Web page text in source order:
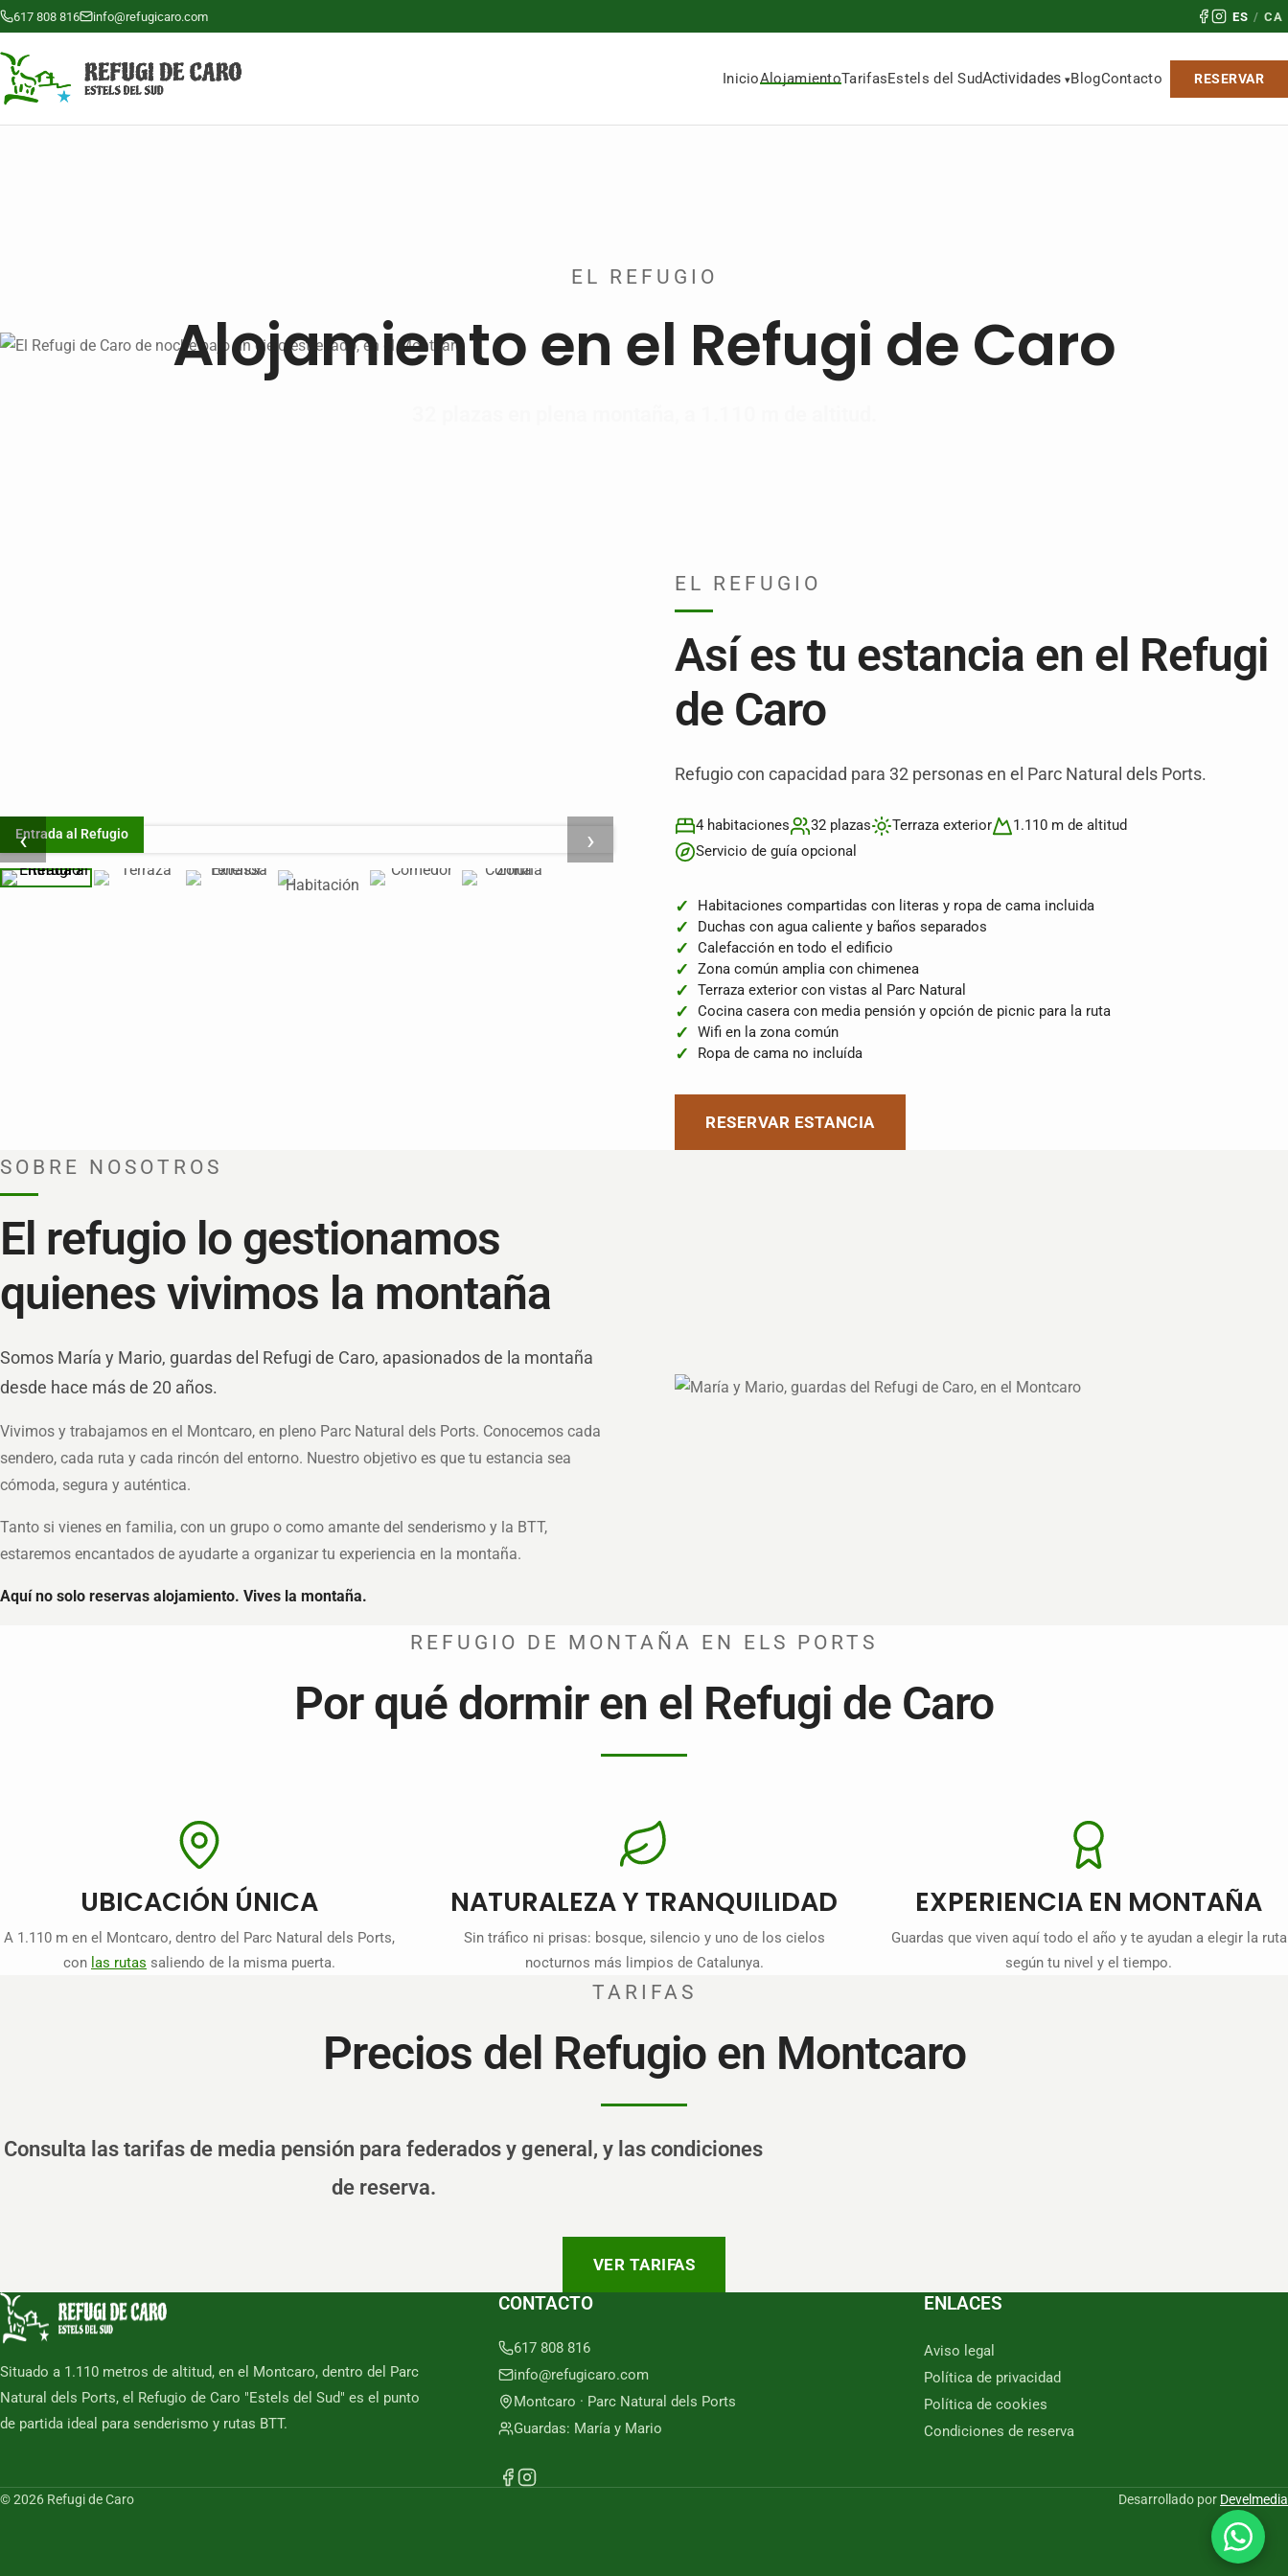
617 808 816 info@refugicaro.com ES / CA
InicioAlojamientoTarifasEstels del SudActividades BlogContacto RESERVAR
EL REFUGIO
Alojamiento en el Refugi de Caro
‹ ›
Entrada al Refugio
EL REFUGIO
Así es tu estancia en el Refugi
de Caro
Refugio con capacidad para 32 personas en el Parc Natural dels Ports.
4 habitaciones 32 plazas Terraza exterior
1.110 m de altitud
Servicio de guía opcional
Habitaciones compartidas con literas y ropa de cama incluida
Duchas con agua caliente y baños separados
Calefacción en todo el edificio
Zona común amplia con chimenea
Terraza exterior con vistas al Parc Natural
Cocina casera con media pensión y opción de picnic para la ruta
Wifi en la zona común
Ropa de cama no incluída
RESERVAR ESTANCIA
SOBRE NOSOTROS
El refugio lo gestionamos
quienes vivimos la montaña
Somos María y Mario, guardas del Refugi de Caro, apasionados de la montaña
desde hace más de 20 años.
Vivimos y trabajamos en el Montcaro, en pleno Parc Natural dels Ports. Conocemos cada
sendero, cada ruta y cada rincón del entorno. Nuestro objetivo es que tu estancia sea
cómoda, segura y auténtica.
Tanto si vienes en familia, con un grupo o como amante del senderismo y la BTT,
estaremos encantados de ayudarte a organizar tu experiencia en la montaña.
Aquí no solo reservas alojamiento. Vives la montaña.
REFUGIO DE MONTAÑA EN ELS PORTS
Por qué dormir en el Refugi de Caro
UBICACIÓN ÚNICA
A 1.110 m en el Montcaro, dentro del Parc Natural dels Ports,
con las rutas saliendo de la misma puerta.
NATURALEZA Y TRANQUILIDAD
Sin tráfico ni prisas: bosque, silencio y uno de los cielos
nocturnos más limpios de Catalunya.
EXPERIENCIA EN MONTAÑA
Guardas que viven aquí todo el año y te ayudan a elegir la ruta
según tu nivel y el tiempo.
TARIFAS
Precios del Refugio en Montcaro
Consulta las tarifas de media pensión para federados y general, y las condiciones
de reserva.
VER TARIFAS
Situado a 1.110 metros de altitud, en el Montcaro, dentro del Parc
Natural dels Ports, el Refugio de Caro "Estels del Sud" es el punto
de partida ideal para senderismo y rutas BTT.
CONTACTO
617 808 816
info@refugicaro.com
Montcaro · Parc Natural dels Ports
Guardas: María y Mario
ENLACES
Aviso legal
Política de privacidad
Política de cookies
Condiciones de reserva
© 2026 Refugi de Caro Desarrollado por Develmedia